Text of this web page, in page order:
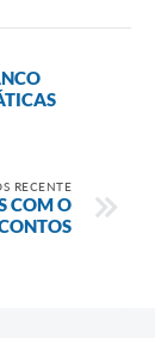
RECENTE
COM O